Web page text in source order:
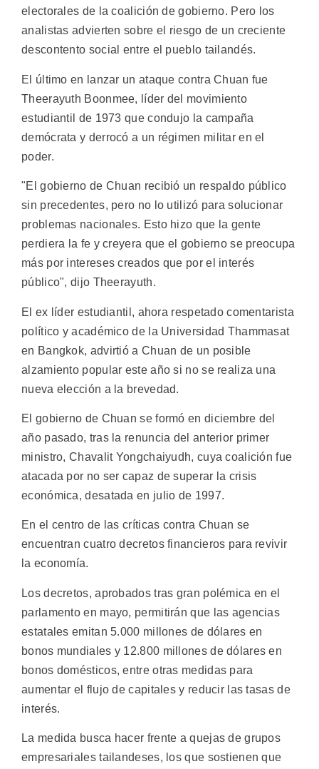
electorales de la coalición de gobierno. Pero los
analistas advierten sobre el riesgo de un creciente
descontento social entre el pueblo tailandés.
El último en lanzar un ataque contra Chuan fue
Theerayuth Boonmee, líder del movimiento
estudiantil de 1973 que condujo la campaña
demócrata y derrocó a un régimen militar en el
poder.
"El gobierno de Chuan recibió un respaldo público
sin precedentes, pero no lo utilizó para solucionar
problemas nacionales. Esto hizo que la gente
perdiera la fe y creyera que el gobierno se preocupa
más por intereses creados que por el interés
público", dijo Theerayuth.
El ex líder estudiantil, ahora respetado comentarista
político y académico de la Universidad Thammasat
en Bangkok, advirtió a Chuan de un posible
alzamiento popular este año si no se realiza una
nueva elección a la brevedad.
El gobierno de Chuan se formó en diciembre del
año pasado, tras la renuncia del anterior primer
ministro, Chavalit Yongchaiyudh, cuya coalición fue
atacada por no ser capaz de superar la crisis
económica, desatada en julio de 1997.
En el centro de las críticas contra Chuan se
encuentran cuatro decretos financieros para revivir
la economía.
Los decretos, aprobados tras gran polémica en el
parlamento en mayo, permitirán que las agencias
estatales emitan 5.000 millones de dólares en
bonos mundiales y 12.800 millones de dólares en
bonos domésticos, entre otras medidas para
aumentar el flujo de capitales y reducir las tasas de
interés.
La medida busca hacer frente a quejas de grupos
empresariales tailandeses, los que sostienen que